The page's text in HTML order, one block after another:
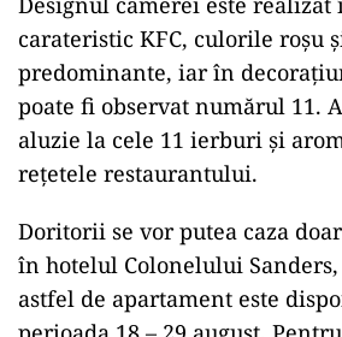
carateristic KFC, culorile roșu
predominante, iar în
poate fi observat numărul 11.
aluzie la cele 11 ierburi și
rețetele restaurantului.
Doritorii se vor putea caza
în hotelul Colonelului
astfel de apartament este